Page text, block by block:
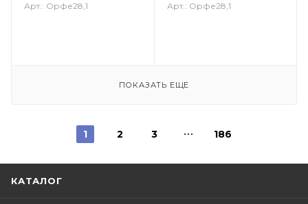
Арт.: Орфе28,1 Арт.: Орфе28,1
ПОКАЗАТЬ ЕЩЕ
1 2 3 186
КАТАЛОГ